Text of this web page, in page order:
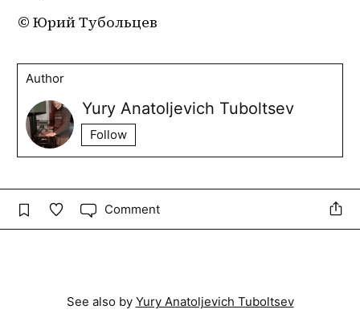
© Юрий Тубольцев
Author
Yury Anatoljevich Tuboltsev
Follow
Comment
See also by Yury Anatoljevich Tuboltsev